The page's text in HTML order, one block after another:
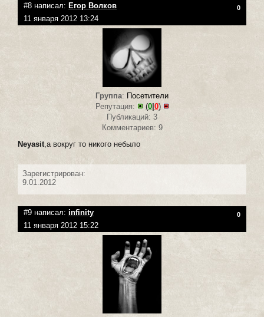
#8 написал: Егор Волков 0
11 января 2012 13:24
Группа: Посетители
Репутация:
(0|0)
Публикаций: 3
Комментариев: 9
Neyasit ,а вокруг то никого небыло
Зарегистрирован:
9.01.2012
#9 написал: infinity 0
11 января 2012 15:22